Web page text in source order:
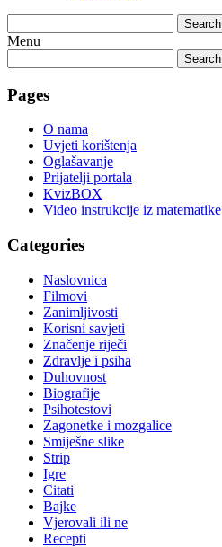
Search
Menu
Search
Pages
O nama
Uvjeti korištenja
Oglašavanje
Prijatelji portala
KvizBOX
Video instrukcije iz matematike
Categories
Naslovnica
Filmovi
Zanimljivosti
Korisni savjeti
Značenje riječi
Zdravlje i psiha
Duhovnost
Biografije
Psihotestovi
Zagonetke i mozgalice
Smiješne slike
Strip
Igre
Citati
Bajke
Vjerovali ili ne
Recepti